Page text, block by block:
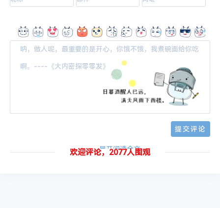
-- 展开阅读全文 --
欢迎评论，2077人围观